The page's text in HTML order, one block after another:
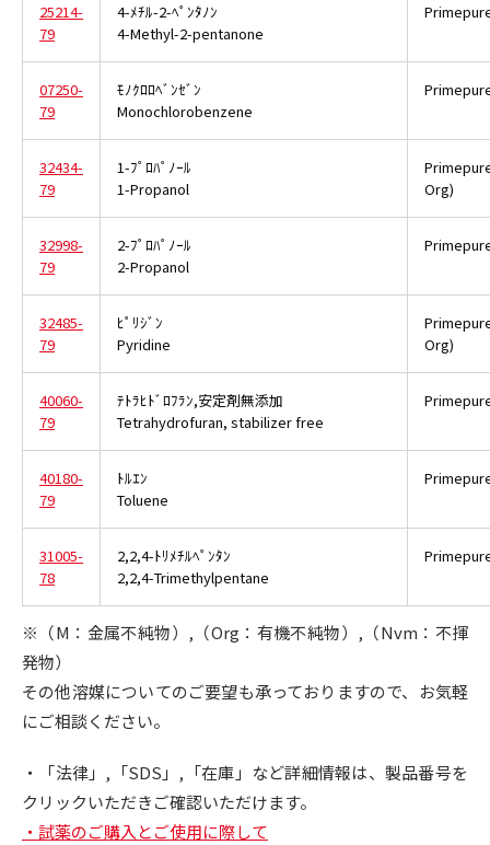
25214-
79
4-ﾒﾁﾙ-2-ﾍﾟﾝﾀﾉﾝ
4-Methyl-2-pentanone
07250-
79
ﾓﾉｸﾛﾛﾍﾞﾝｾﾞﾝ
Monochlorobenzene
32434-
79
1-ﾌﾟﾛﾊﾟﾉｰﾙ
1-Propanol
Org)
32998-
79
2-ﾌﾟﾛﾊﾟﾉｰﾙ
2-Propanol
32485-
79
ﾋﾟﾘｼﾞﾝ
Pyridine
Org)
40060-
79
ﾃﾄﾗﾋﾄﾞﾛﾌﾗﾝ,安定剤無添加
Tetrahydrofuran, stabilizer free
40180-
79
ﾄﾙｴﾝ
Toluene
31005-
78
2,2,4-ﾄﾘﾒﾁﾙﾍﾟﾝﾀﾝ
2,2,4-Trimethylpentane
※（M：金属不純物）,（Org：有機不純物）,（Nvm：不揮
発物）
その他溶媒についてのご要望も承っておりますので、お気軽
にご相談ください。
・「法律」,「SDS」,「在庫」など詳細情報は、製品番号を
クリックいただきご確認いただけます。
・試薬のご購入とご使用に際して